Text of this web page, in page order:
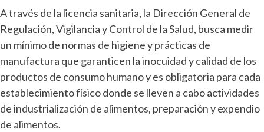
A través de la licencia sanitaria, la Dirección General de
Regulación, Vigilancia y Control de la Salud, busca medir
un mínimo de normas de higiene y prácticas de
manufactura que garanticen la inocuidad y calidad de los
productos de consumo humano y es obligatoria para cada
establecimiento físico donde se lleven a cabo actividades
de industrialización de alimentos, preparación y expendio
de alimentos.